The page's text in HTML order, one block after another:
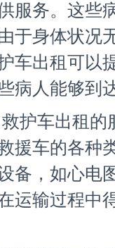
服务。这些
于身体状况
车出租可以
病人能够到
护车出租的
援车的各种
备，如心电
运输过程中